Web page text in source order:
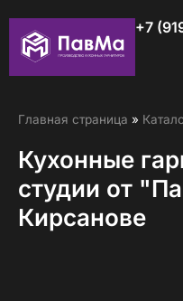
+7
Главная страница »
Кухонные
студии от
Кирсанове